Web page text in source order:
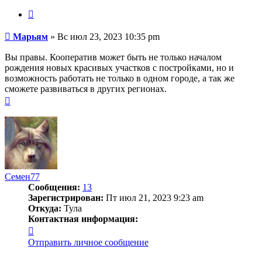
Сообщение
Марьям » Вс июл 23, 2023 10:35 pm
Вы правы. Кооператив может быть не только началом
рождения новых красивых участков с постройками, но и
возможность работать не только в одном городе, а так же
сможете развиваться в других регионах.
началу
Семен77
Сообщения: 13
Зарегистрирован: Пт июл 21, 2023 9:23 am
Откуда: Тула
Контактная информация:
информация
пользователя
Отправить личное сообщение